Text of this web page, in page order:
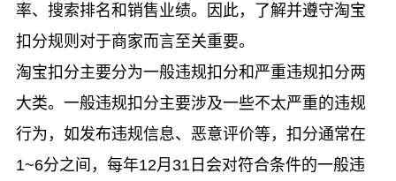
率、搜索排名和销售业绩。因此，了解并遵守淘宝
扣分规则对于商家而言至关重要。
淘宝扣分主要分为一般违规扣分和严重违规扣分两
大类。一般违规扣分主要涉及一些不太严重的违规
行为，如发布违规信息、恶意评价等，扣分通常在
1~6分之间，每年12月31日会对符合条件的一般违